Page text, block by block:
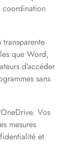
coordination
que Word,
d’accéder
sans
Vos
mesures
et